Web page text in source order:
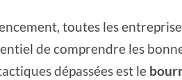
toutes les
de comprendre les
dépassées est le